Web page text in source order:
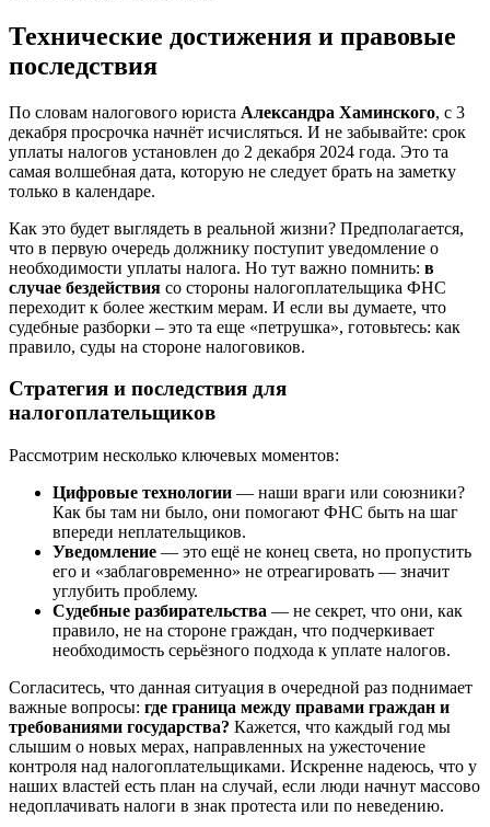
Технические достижения и правовые
последствия
По словам налогового юриста Александра Хаминского, с 3
декабря просрочка начнёт исчисляться. И не забывайте: срок
уплаты налогов установлен до 2 декабря 2024 года. Это та
самая волшебная дата, которую не следует брать на заметку
только в календаре.
Как это будет выглядеть в реальной жизни? Предполагается,
что в первую очередь должнику поступит уведомление о
необходимости уплаты налога. Но тут важно помнить: в
случае бездействия со стороны налогоплательщика ФНС
переходит к более жестким мерам. И если вы думаете, что
судебные разборки – это та еще «петрушка», готовьтесь: как
правило, суды на стороне налоговиков.
Стратегия и последствия для
налогоплательщиков
Рассмотрим несколько ключевых моментов:
Цифровые технологии — наши враги или союзники?
Как бы там ни было, они помогают ФНС быть на шаг
впереди неплательщиков.
Уведомление — это ещё не конец света, но пропустить
его и «заблаговременно» не отреагировать — значит
углубить проблему.
Судебные разбирательства — не секрет, что они, как
правило, не на стороне граждан, что подчеркивает
необходимость серьёзного подхода к уплате налогов.
Согласитесь, что данная ситуация в очередной раз поднимает
важные вопросы: где граница между правами граждан и
требованиями государства? Кажется, что каждый год мы
слышим о новых мерах, направленных на ужесточение
контроля над налогоплательщиками. Искренне надеюсь, что у
наших властей есть план на случай, если люди начнут массово
недоплачивать налоги в знак протеста или по неведению.